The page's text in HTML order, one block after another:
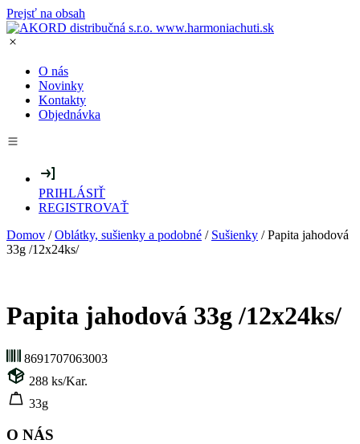
Prejsť na obsah
O nás
Novinky
Kontakty
Objednávka
PRIHLÁSIŤ
REGISTROVAŤ
Domov /Oblátky, sušienky a podobné / Sušienky / Papita jahodová
33g /12x24ks/
Papita jahodová 33g /12x24ks/
8691707063003
288 ks/Kar.
33g
O NÁS